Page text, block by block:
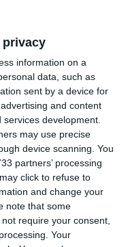
privacy
information on a
data, such as
sent by a device for
and content
development.
may use precise
device scanning. You
partners’ processing
click to refuse to
and change your
note that some
require your consent,
Your